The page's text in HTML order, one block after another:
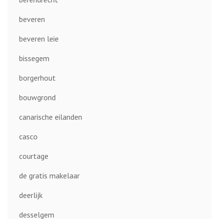
beveren
beveren leie
bissegem
borgerhout
bouwgrond
canarische eilanden
casco
courtage
de gratis makelaar
deerlijk
desselgem